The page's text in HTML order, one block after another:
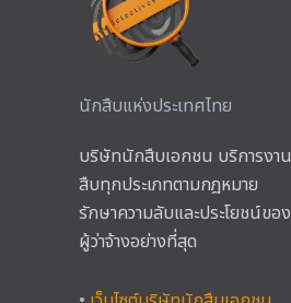
นักสืบแห่งประเทศไทย
บริษัทนักสืบเอกชน บริการงาน
สืบทุกประเภทตามกฎหมาย
รักษาความลับและประโยชน์ของ
ผู้ว่าจ้างอย่างที่สุด